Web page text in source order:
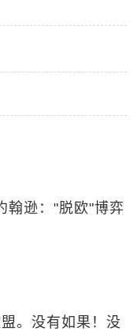
翰逊："脱欧"博弈
。没有如果！没